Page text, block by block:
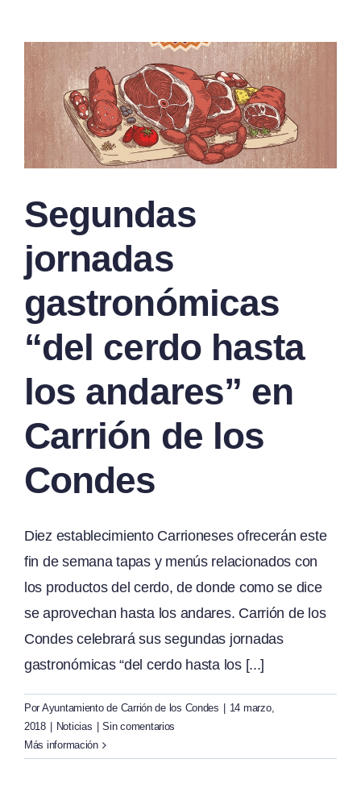
Segundas
jornadas
gastronómicas
“del cerdo hasta
los andares” en
Carrión de los
Condes
Diez establecimiento Carrioneses ofrecerán este
fin de semana tapas y menús relacionados con
los productos del cerdo, de donde como se dice
se aprovechan hasta los andares. Carrión de los
Condes celebrará sus segundas jornadas
gastronómicas “del cerdo hasta los [...]
Por Ayuntamiento de Carrión de los Condes
14 marzo,
2018
Noticias
Sin comentarios
Más información